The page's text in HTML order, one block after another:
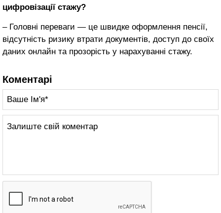
цифровізації стажу?
– Головні переваги — це швидке оформлення пенсії,
відсутність ризику втрати документів, доступ до своїх
даних онлайн та прозорість у нарахуванні стажу.
Коментарі